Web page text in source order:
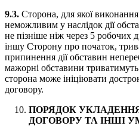
9.3. Сторона, для якої виконання
неможливим у наслідок дії
не пізніше ніж через 5 робочих
іншу Сторону про початок,
припинення дії обставин
мажорні обставини триватимуть
сторона може ініціювати
договору.
ПОРЯДОК
ДОГОВОРУ ТА ІНШІ